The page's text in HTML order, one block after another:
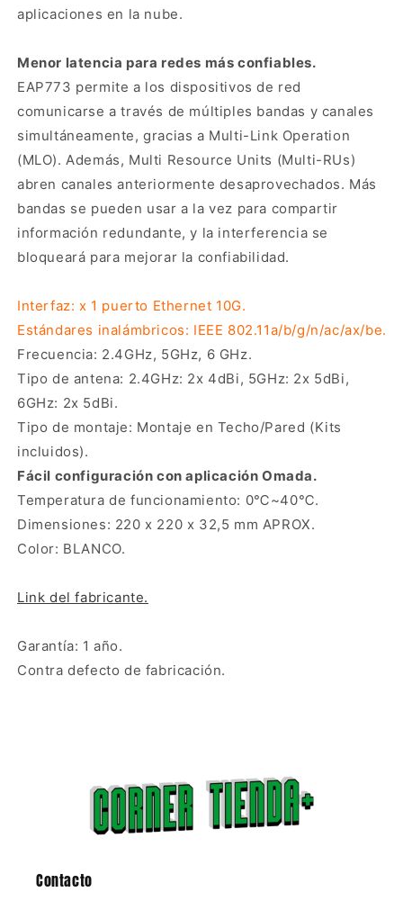
aplicaciones en la nube.
Menor latencia para redes más confiables.
EAP773 permite a los dispositivos de red
comunicarse a través de múltiples bandas y canales
simultáneamente, gracias a Multi-Link Operation
(MLO). Además, Multi Resource Units (Multi-RUs)
abren canales anteriormente desaprovechados. Más
bandas se pueden usar a la vez para compartir
información redundante, y la interferencia se
bloqueará para mejorar la confiabilidad.
Interfaz: x 1 puerto Ethernet 10G.
Estándares inalámbricos: IEEE 802.11a/b/g/n/ac/ax/be.
Frecuencia: 2.4GHz, 5GHz, 6 GHz.
Tipo de antena: 2.4GHz: 2x 4dBi, 5GHz: 2x 5dBi,
6GHz: 2x 5dBi.
Tipo de montaje: Montaje en Techo/Pared (Kits
incluidos).
Fácil configuración con aplicación Omada.
Temperatura de funcionamiento: 0℃~40℃.
Dimensiones: 220 x 220 x 32,5 mm APROX.
Color: BLANCO.
Link del fabricante.
Garantía: 1 año.
Contra defecto de fabricación.
Contacto